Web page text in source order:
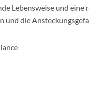
Lebensweise und eine
und die